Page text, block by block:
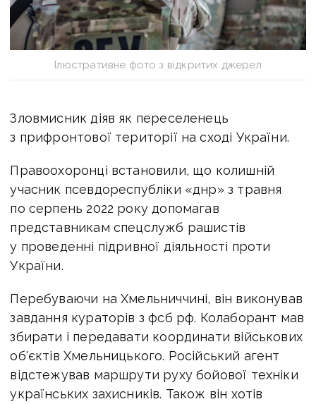
Ілюстративне фото з відкритих джерел
Зловмисник діяв як переселенець
з прифронтової території на сході України.
Правоохоронці встановили, що колишній
учасник псевдореспубліки «днр» з травня
по серпень 2022 року допомагав
представникам спецслужб рашистів
у проведенні підривної діяльності проти
України.
Перебуваючи на Хмельниччині, він виконував
завдання кураторів з фсб рф. Колаборант мав
збирати і передавати координати військових
об'єктів Хмельницького. Російський агент
відстежував маршрути руху бойової техніки
українських захисників. Також він хотів